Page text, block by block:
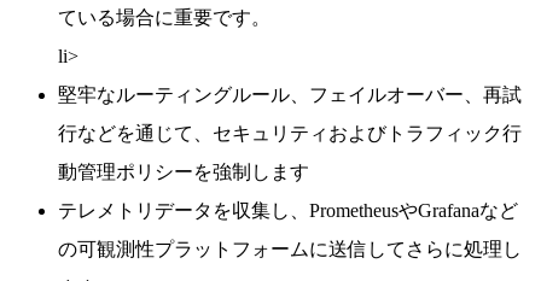
ている場合に重要です。
li>
堅牢なルーティングルール、フェイルオーバー、再試
行などを通じて、セキュリティおよびトラフィック行
動管理ポリシーを強制します
テレメトリデータを収集し、PrometheusやGrafanaなど
の可観測性プラットフォームに送信してさらに処理し